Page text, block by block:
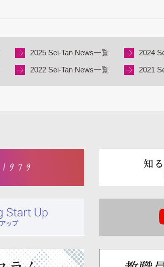
2025 Sei-Tan News一覧
2024
2022 Sei-Tan News一覧 2021